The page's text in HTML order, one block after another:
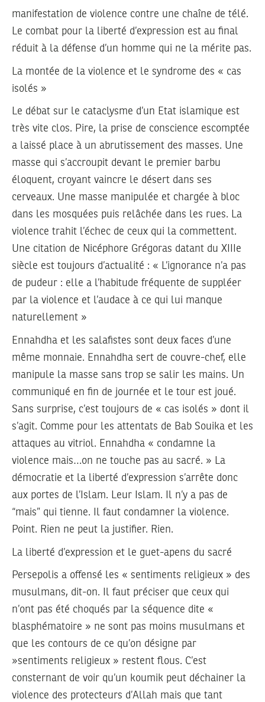
manifestation de violence contre une chaîne de télé.
Le combat pour la liberté d’expression est au final
réduit à la défense d’un homme qui ne la mérite pas.
La montée de la violence et le syndrome des « cas
isolés »
Le débat sur le cataclysme d’un Etat islamique est
très vite clos. Pire, la prise de conscience escomptée
a laissé place à un abrutissement des masses. Une
masse qui s’accroupit devant le premier barbu
éloquent, croyant vaincre le désert dans ses
cerveaux. Une masse manipulée et chargée à bloc
dans les mosquées puis relâchée dans les rues. La
violence trahit l’échec de ceux qui la commettent.
Une citation de Nicéphore Grégoras datant du XIIIe
siècle est toujours d’actualité : « L’ignorance n’a pas
de pudeur : elle a l’habitude fréquente de suppléer
par la violence et l’audace à ce qui lui manque
naturellement »
Ennahdha et les salafistes sont deux faces d’une
même monnaie. Ennahdha sert de couvre-chef, elle
manipule la masse sans trop se salir les mains. Un
communiqué en fin de journée et le tour est joué.
Sans surprise, c’est toujours de « cas isolés » dont il
s’agit. Comme pour les attentats de Bab Souika et les
attaques au vitriol. Ennahdha « condamne la
violence mais…on ne touche pas au sacré. » La
démocratie et la liberté d’expression s’arrête donc
aux portes de l’Islam. Leur Islam. Il n’y a pas de
“mais” qui tienne. Il faut condamner la violence.
Point. Rien ne peut la justifier. Rien.
La liberté d’expression et le guet-apens du sacré
Persepolis a offensé les « sentiments religieux » des
musulmans, dit-on. Il faut préciser que ceux qui
n’ont pas été choqués par la séquence dite «
blasphématoire » ne sont pas moins musulmans et
que les contours de ce qu’on désigne par
»sentiments religieux » restent flous. C’est
consternant de voir qu’un koumik peut déchainer la
violence des protecteurs d’Allah mais que tant